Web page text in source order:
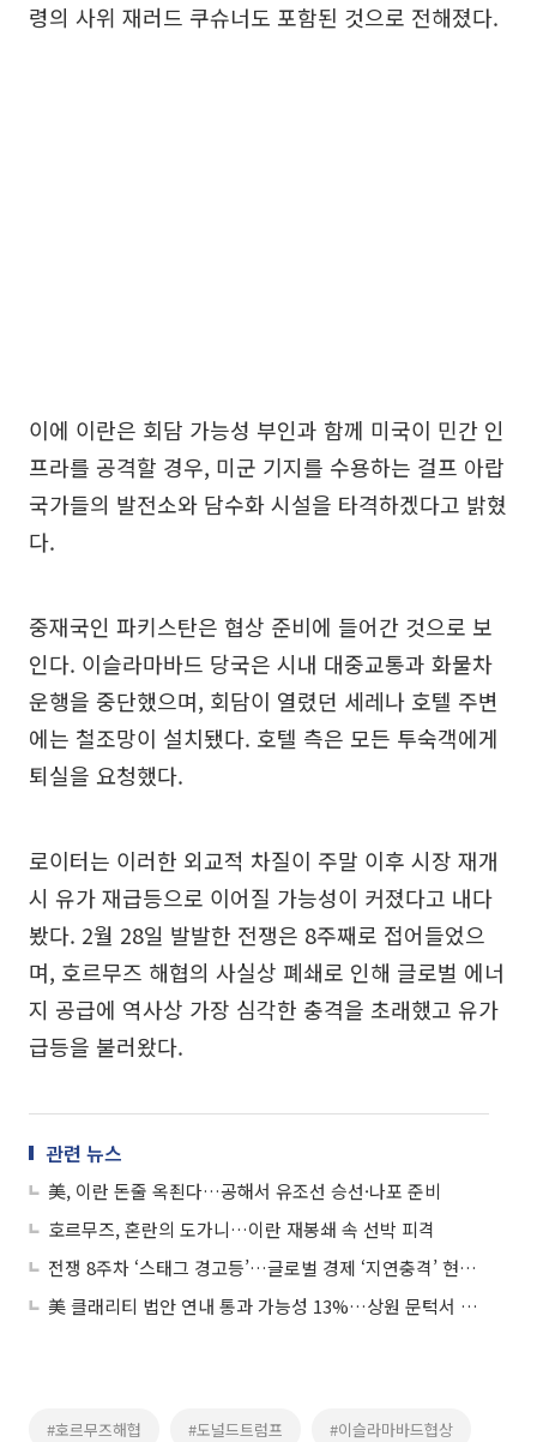
령의 사위 재러드 쿠슈너도 포함된 것으로 전해졌다.
이에 이란은 회담 가능성 부인과 함께 미국이 민간 인
프라를 공격할 경우, 미군 기지를 수용하는 걸프 아랍
국가들의 발전소와 담수화 시설을 타격하겠다고 밝혔
다.
중재국인 파키스탄은 협상 준비에 들어간 것으로 보
인다. 이슬라마바드 당국은 시내 대중교통과 화물차
운행을 중단했으며, 회담이 열렸던 세레나 호텔 주변
에는 철조망이 설치됐다. 호텔 측은 모든 투숙객에게
퇴실을 요청했다.
로이터는 이러한 외교적 차질이 주말 이후 시장 재개
시 유가 재급등으로 이어질 가능성이 커졌다고 내다
봤다. 2월 28일 발발한 전쟁은 8주째로 접어들었으
며, 호르무즈 해협의 사실상 폐쇄로 인해 글로벌 에너
지 공급에 역사상 가장 심각한 충격을 초래했고 유가
급등을 불러왔다.
관련 뉴스
美, 이란 돈줄 옥죈다…공해서 유조선 승선·나포 준비
호르무즈, 혼란의 도가니…이란 재봉쇄 속 선박 피격
전쟁 8주차 ‘스태그 경고등’…글로벌 경제 ‘지연충격’ 현실화
美 클래리티 법안 연내 통과 가능성 13%…상원 문턱서 제동
#호르무즈해협 #도널드트럼프 #이슬라마바드협상